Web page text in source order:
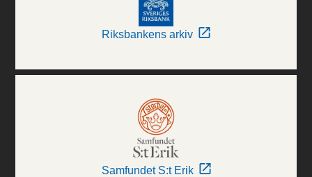
Riksbankens arkiv
Samfundet S:t Erik